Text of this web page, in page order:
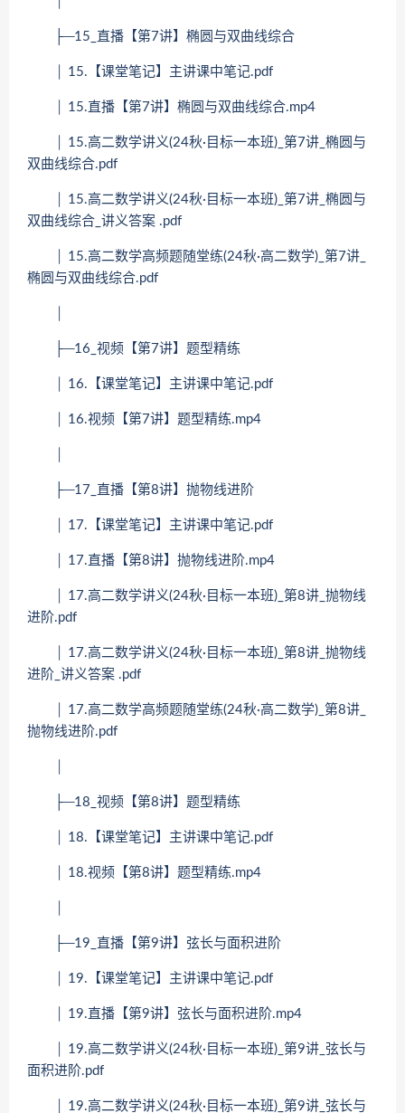
├─15_直播【第7讲】椭圆与双曲线综合
│ 15.【课堂笔记】主讲课中笔记.pdf
│ 15.直播【第7讲】椭圆与双曲线综合.mp4
│ 15.高二数学讲义(24秋·目标一本班)_第7讲_椭圆与
双曲线综合.pdf
│ 15.高二数学讲义(24秋·目标一本班)_第7讲_椭圆与
双曲线综合_讲义答案 .pdf
│ 15.高二数学高频题随堂练(24秋·高二数学)_第7讲_
椭圆与双曲线综合.pdf
├─16_视频【第7讲】题型精练
│ 16.【课堂笔记】主讲课中笔记.pdf
│ 16.视频【第7讲】题型精练.mp4
├─17_直播【第8讲】抛物线进阶
│ 17.【课堂笔记】主讲课中笔记.pdf
│ 17.直播【第8讲】抛物线进阶.mp4
│ 17.高二数学讲义(24秋·目标一本班)_第8讲_抛物线
进阶.pdf
│ 17.高二数学讲义(24秋·目标一本班)_第8讲_抛物线
进阶_讲义答案 .pdf
│ 17.高二数学高频题随堂练(24秋·高二数学)_第8讲_
抛物线进阶.pdf
├─18_视频【第8讲】题型精练
│ 18.【课堂笔记】主讲课中笔记.pdf
│ 18.视频【第8讲】题型精练.mp4
├─19_直播【第9讲】弦长与面积进阶
│ 19.【课堂笔记】主讲课中笔记.pdf
│ 19.直播【第9讲】弦长与面积进阶.mp4
│ 19.高二数学讲义(24秋·目标一本班)_第9讲_弦长与
面积进阶.pdf
│ 19.高二数学讲义(24秋·目标一本班)_第9讲_弦长与